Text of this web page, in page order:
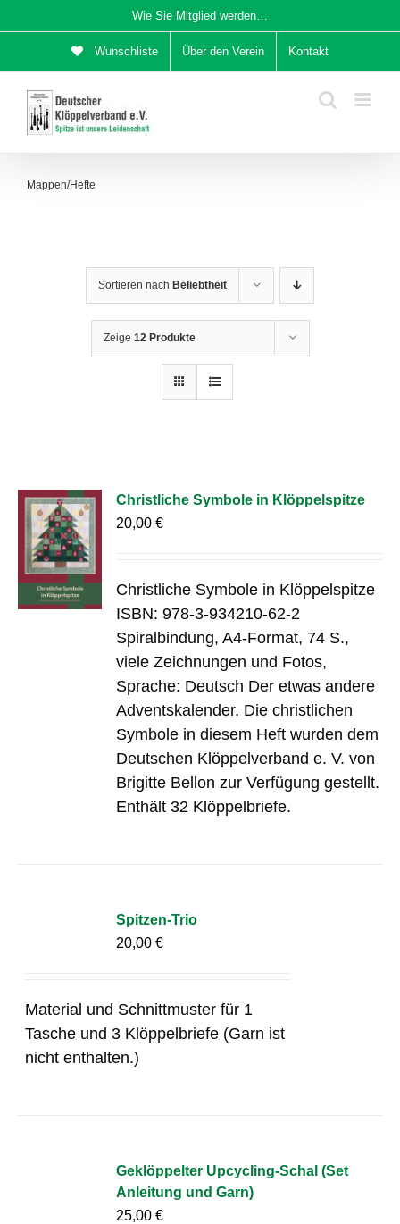
Inhalt
Wie Sie Mitglied werden…
Wunschliste Über den Verein Kontakt
Mappen/Hefte
Sortieren nach Beliebtheit
Zeige 12 Produkte
Christliche Symbole in Klöppelspitze
20,00€
Christliche Symbole in Klöppelspitze
ISBN: 978-3-934210-62-2
Spiralbindung, A4-Format, 74 S.,
viele Zeichnungen und Fotos,
Sprache: Deutsch Der etwas andere
Adventskalender. Die christlichen
Symbole in diesem Heft wurden dem
Deutschen Klöppelverband e. V. von
Brigitte Bellon zur Verfügung gestellt.
Enthält 32 Klöppelbriefe.
Spitzen-Trio
20,00€
Material und Schnittmuster für 1
Tasche und 3 Klöppelbriefe (Garn ist
nicht enthalten.)
Geklöppelter Upcycling-Schal (Set
Anleitung und Garn)
25,00€